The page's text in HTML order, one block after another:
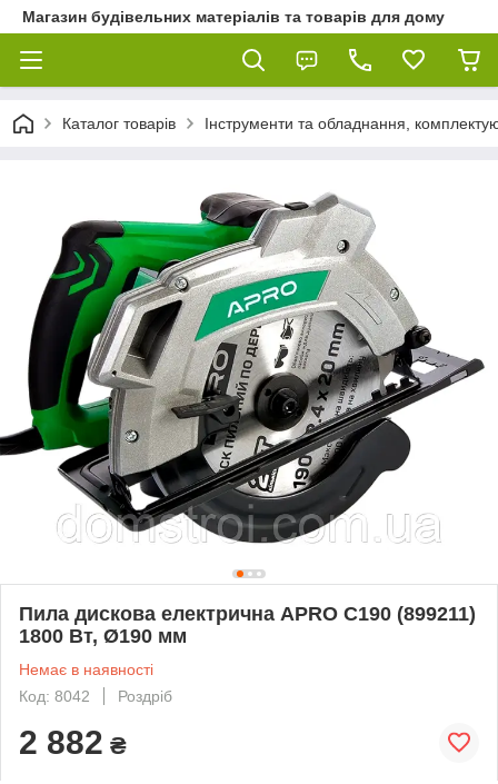
Магазин будівельних матеріалів та товарів для дому
Каталог товарів Інструменти та обладнання,
Пила дискова електрична APRO C190 (899211)
1800 Вт, Ø190 мм
Немає в наявності
Код: 8042
Роздріб
2 882 ₴